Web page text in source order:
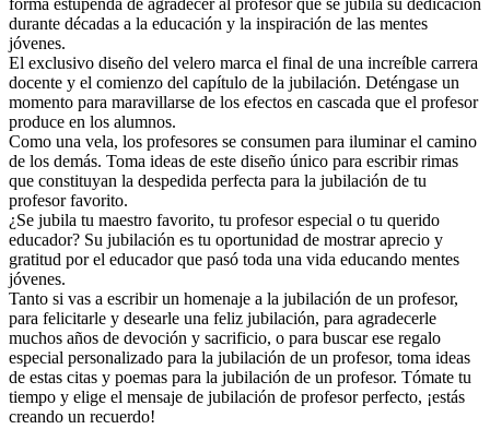
durante décadas a la educación y la inspiración de las mentes
jóvenes.
El exclusivo diseño del velero marca el final de una increíble carrera
docente y el comienzo del capítulo de la jubilación. Deténgase un
momento para maravillarse de los efectos en cascada que el profesor
produce en los alumnos.
Como una vela, los profesores se consumen para iluminar el camino
de los demás. Toma ideas de este diseño único para escribir rimas
que constituyan la despedida perfecta para la jubilación de tu
profesor favorito.
¿Se jubila tu maestro favorito, tu profesor especial o tu querido
educador? Su jubilación es tu oportunidad de mostrar aprecio y
gratitud por el educador que pasó toda una vida educando mentes
jóvenes.
Tanto si vas a escribir un homenaje a la jubilación de un profesor,
para felicitarle y desearle una feliz jubilación, para agradecerle
muchos años de devoción y sacrificio, o para buscar ese regalo
especial personalizado para la jubilación de un profesor, toma ideas
de estas citas y poemas para la jubilación de un profesor. Tómate tu
tiempo y elige el mensaje de jubilación de profesor perfecto, ¡estás
creando un recuerdo!